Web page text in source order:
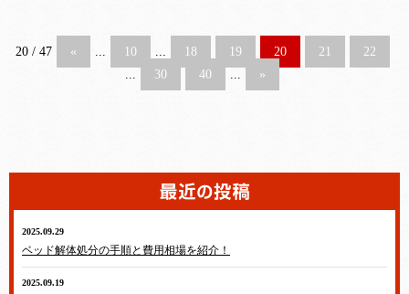
20 / 47 « ... 10 ... 18 19 20 21
22
...
30 40 ... »
2025.09.29
ベッド解体処分の手順と費用相場を紹介！
2025.09.19